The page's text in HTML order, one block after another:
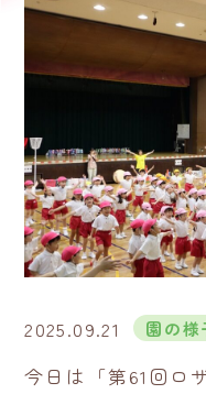
2025.09.21 園の様
今日は「第61回ロ